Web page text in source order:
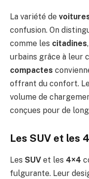
La variété de
confusion. On
comme les citadines
urbains grâce à leur
compactes
offrant du confort.
volume de
conçues pour de
Les SUV et les
Les SUV et les 4×4
fulgurante. Leur